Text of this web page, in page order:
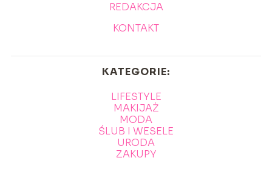
REDAKCJA
KONTAKT
KATEGORIE:
LIFESTYLE
MAKIJAŻ
MODA
ŚLUB I WESELE
URODA
ZAKUPY